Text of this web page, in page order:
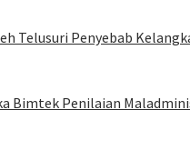
Telusuri Penyebab
Bimtek Penilaian